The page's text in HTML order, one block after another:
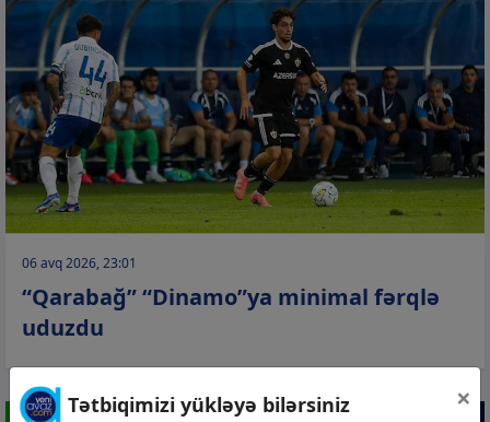
06 avq 2026, 23:01
“Qarabağ” “Dinamo”ya minimal fərqlə
uduzdu
İDMAN Tətbiqimizi yükləyə bilərsiniz ×